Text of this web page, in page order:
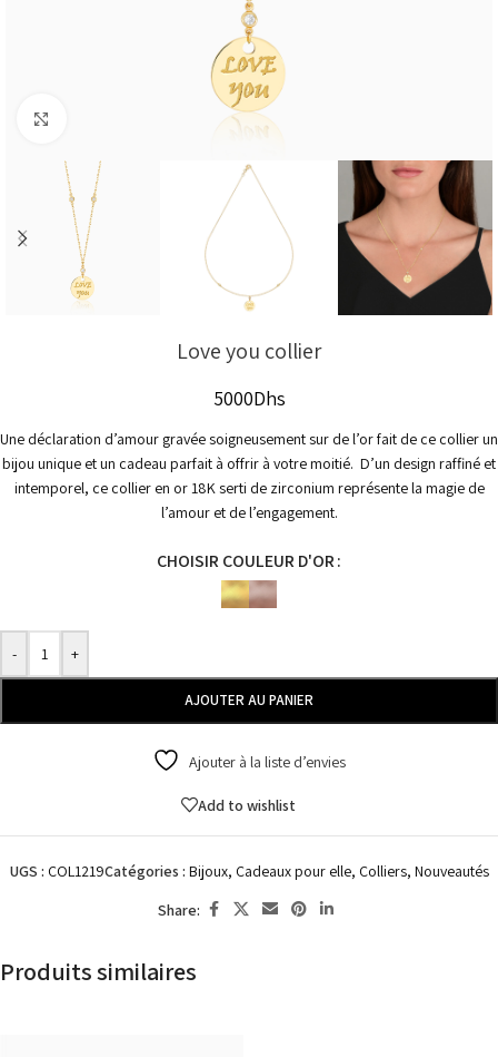
Love you collier
5000Dhs
Une déclaration d’amour gravée soigneusement sur de l’or fait de ce collier un
bijou unique et un cadeau parfait à offrir à votre moitié. D’un design raffiné et
intemporel, ce collier en or 18K serti de zirconium représente la magie de
l’amour et de l’engagement.
CHOISIR COULEUR D'OR
- +
AJOUTER AU PANIER
Ajouter à la liste d’envies
Add to wishlist
UGS : COL1219Catégories : Bijoux, Cadeaux pour elle, Colliers, Nouveautés
Share:
Produits similaires